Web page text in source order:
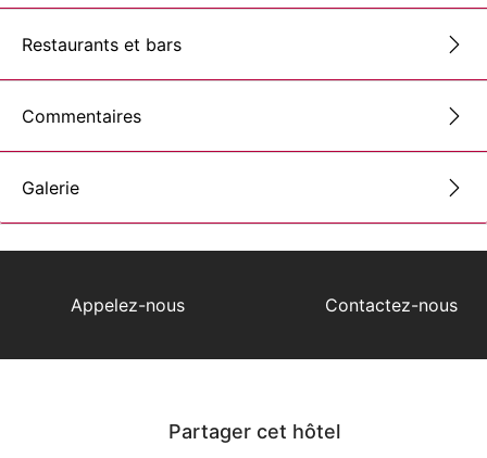
Restaurants et bars
Commentaires
Galerie
Appelez-nous Contactez-nous
Partager cet hôtel